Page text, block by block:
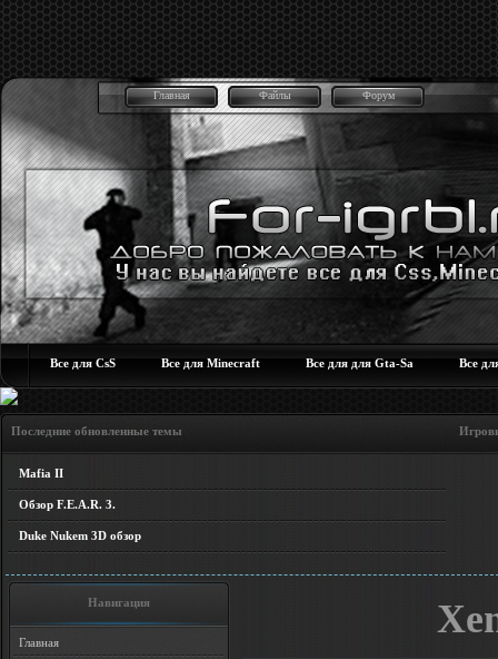
Главная Файлы Форум
Все для CsS Все для Minecraft Все для для Gta-Sa Все
Последние обновленные темы Игровые
Mafia II
Обзор F.E.A.R. 3.
Duke Nukem 3D обзор
Навигация
Главная